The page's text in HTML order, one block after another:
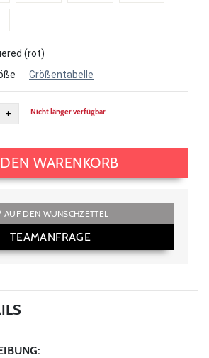
(rot)
Größentabelle
Nicht länger verfügbar
WARENKORB
AUF DEN WUNSCHZETTEL
TEAMANFRAGE